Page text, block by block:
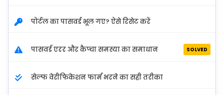
पोर्टल का पासवर्ड भूल गए? ऐसे रिसेट करें
पासवर्ड एरर और कैप्चा समस्या का समाधान SOLVED
सेल्फ वेरीफिकेशन फार्म भरने का सही तरीका